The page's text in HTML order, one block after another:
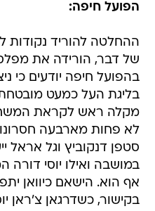
הפועל חיפה:
ההחלטה להוריד נקודות
של דבר, הורידה את
בהפועל חיפה יודעים כי
בליגת העל כמעט
מקלה ראש לקראת
לא פחות מארבעה
סטפן דנקוביץ וגל אראל
במושבה ואילו יוסי דורה
אף הוא. הישאם כיוואן
בקישור, כשדרגאן צ'ראן